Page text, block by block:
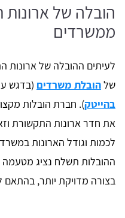
הובלה של
ממשרדים
לעיתים ההובלה של
שלהובלת משרדים (בדגש
בהייטק). חברת הובלות
את חדר ארונות התקשורת
לכמות וגודל הארונות
ההובלות תשלח נציג
בצורה מדויקת יותר, בהתאם